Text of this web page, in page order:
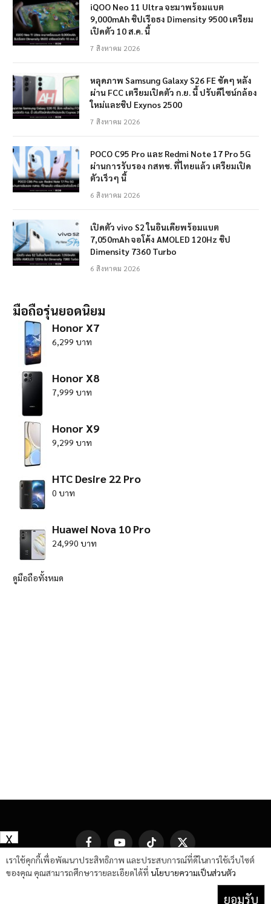
iQOO Neo 11 Ultra จะมาพร้อมแบต
9,000mAh ชิปเรือธง Dimensity 9500 เตรียม
เปิดตัว 10 ส.ค. นี้
7 สิงหาคม 2026
หลุดภาพ Samsung Galaxy S26 FE ชัดๆ หลัง
ผ่าน FCC เตรียมเปิดตัว ก.ย. นี้ ปรับดีไซน์กล้อง
ใหม่และชิป Exynos 2500
7 สิงหาคม 2026
POCO C95 Pro และ Redmi Note 17 Pro 5G
ผ่านการรับรอง กสทช. ที่ไทยแล้ว เตรียมเปิด
ตัวเร็วๆ นี้
6 สิงหาคม 2026
เปิดตัว vivo S2 ในอินเดียพร้อมแบต
7,050mAh จอโค้ง AMOLED 120Hz ชิป
Dimensity 7360 Turbo
6 สิงหาคม 2026
มือถือรุ่นยอดนิยม
Honor X7
6,299 บาท
Honor X8
7,999 บาท
Honor X9
9,299 บาท
HTC Desire 22 Pro
0 บาท
Huawei Nova 10 Pro
24,990 บาท
ดูมือถือทั้งหมด
FacebookYouTube TikTok
X
(Twitter)
เราใช้คุกกี้เพื่อพัฒนาประสิทธิภาพ และประสบการณ์ที่ดีในการใช้เว็บไซต์
ของคุณ คุณสามารถศึกษารายละเอียดได้ที่ นโยบายความเป็นส่วนตัว
ยอมรับ
X